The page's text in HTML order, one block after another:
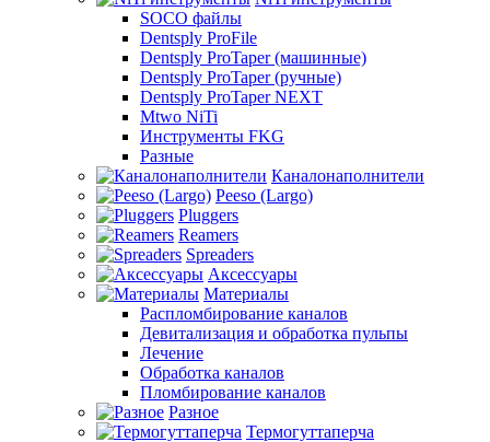
SOCO файлы
Dentsply ProFile
Dentsply ProTaper (машинные)
Dentsply ProTaper (ручные)
Dentsply ProTaper NEXT
Mtwo NiTi
Инструменты FKG
Разные
Каналонаполнители
Peeso (Largo)
Pluggers
Reamers
Spreaders
Аксессуары
Материалы
Распломбирование каналов
Девитализация и обработка пульпы
Лечение
Обработка каналов
Пломбирование каналов
Разное
Термогуттаперча